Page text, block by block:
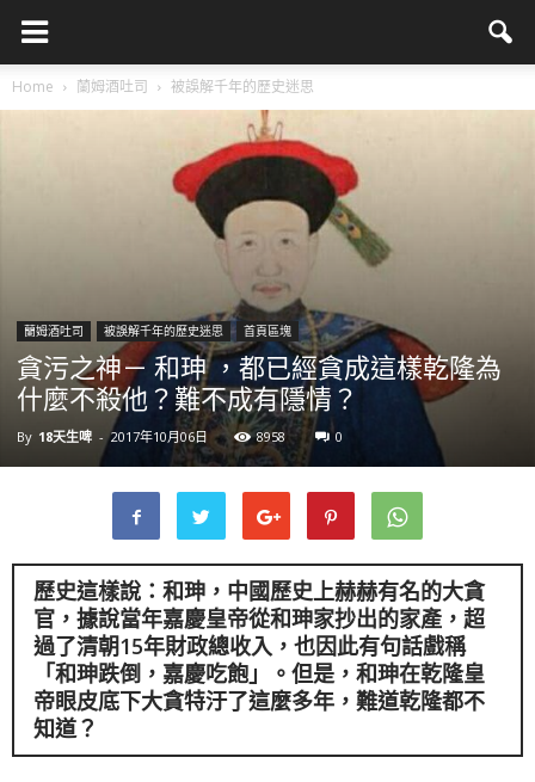
Home 蘭姆酒吐司 被誤解千年的歷史迷思
蘭姆酒吐司 被誤解千年的歷史迷思 首頁區塊
貪污之神－ 和珅 ，都已經貪成這樣乾隆為
什麼不殺他？難不成有隱情？
By 18天生啤 - 2017年10月06日 8958 0
歷史這樣說： 和珅 ，中國歷史上赫赫有名的大貪
官，據說當年嘉慶皇帝從和珅家抄出的家產，超
過了清朝15年財政總收入，也因此有句話戲稱
「和珅跌倒，嘉慶吃飽」。但是，和珅在乾隆皇
帝眼皮底下大貪特汙了這麼多年，難道乾隆都不
知道？